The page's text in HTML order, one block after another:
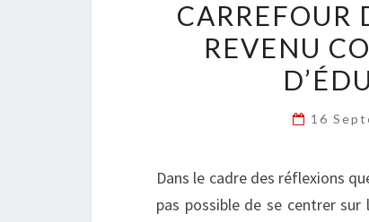
CARREFOUR
REVENU
16
Dans le cadre des réflexions
pas possible de se centrer